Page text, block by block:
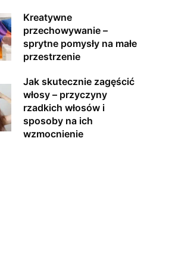
Kreatywne
przechowywanie –
sprytne pomysły na małe
przestrzenie
Jak skutecznie zagęścić
włosy – przyczyny
rzadkich włosów i
sposoby na ich
wzmocnienie